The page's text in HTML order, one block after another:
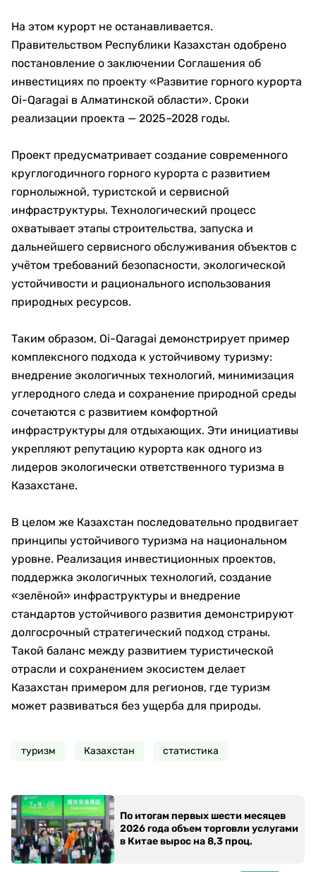
На этом курорт не останавливается.
Правительством Республики Казахстан одобрено
постановление о заключении Соглашения об
инвестициях по проекту «Развитие горного курорта
Oi-Qaragai в Алматинской области». Сроки
реализации проекта — 2025–2028 годы.
Проект предусматривает создание современного
круглогодичного горного курорта с развитием
горнолыжной, туристской и сервисной
инфраструктуры. Технологический процесс
охватывает этапы строительства, запуска и
дальнейшего сервисного обслуживания объектов с
учётом требований безопасности, экологической
устойчивости и рационального использования
природных ресурсов.
Таким образом, Oi-Qaragai демонстрирует пример
комплексного подхода к устойчивому туризму:
внедрение экологичных технологий, минимизация
углеродного следа и сохранение природной среды
сочетаются с развитием комфортной
инфраструктуры для отдыхающих. Эти инициативы
укрепляют репутацию курорта как одного из
лидеров экологически ответственного туризма в
Казахстане.
В целом же Казахстан последовательно продвигает
принципы устойчивого туризма на национальном
уровне. Реализация инвестиционных проектов,
поддержка экологичных технологий, создание
«зелёной» инфраструктуры и внедрение
стандартов устойчивого развития демонстрируют
долгосрочный стратегический подход страны.
Такой баланс между развитием туристической
отрасли и сохранением экосистем делает
Казахстан примером для регионов, где туризм
может развиваться без ущерба для природы.
туризм Казахстан статистика
По итогам первых шести месяцев
2026 года объем торговли услугами
в Китае вырос на 8,3 проц.